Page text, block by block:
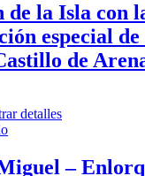
de la Isla con
especial de
de
detalles
–